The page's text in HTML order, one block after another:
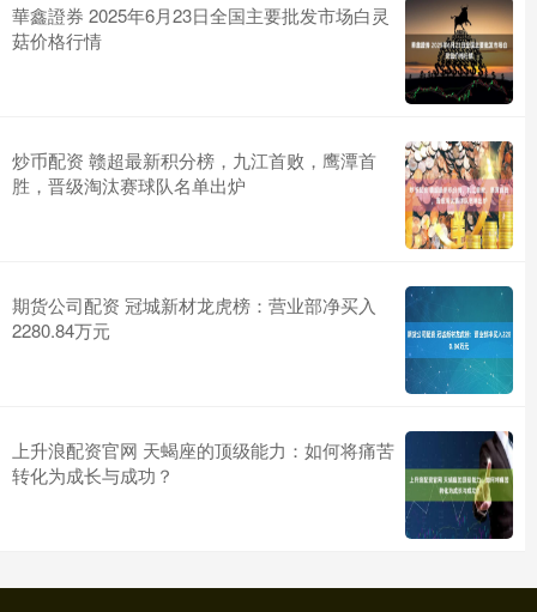
華鑫證券 2025年6月23日全国主要批发市场白灵
菇价格行情
炒币配资 赣超最新积分榜，九江首败，鹰潭首
胜，晋级淘汰赛球队名单出炉
期货公司配资 冠城新材龙虎榜：营业部净买入
2280.84万元
上升浪配资官网 天蝎座的顶级能力：如何将痛苦
转化为成长与成功？